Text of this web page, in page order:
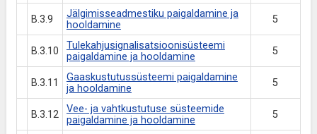
B.3.9
Jälgimisseadmestiku paigaldamine ja
hooldamine
5
B.3.10
Tulekahjusignalisatsioonisüsteemi
paigaldamine ja hooldamine
5
B.3.11
Gaaskustutussüsteemi paigaldamine
ja hooldamine
5
B.3.12
Vee- ja vahtkustutuse süsteemide
paigaldamine ja hooldamine
5